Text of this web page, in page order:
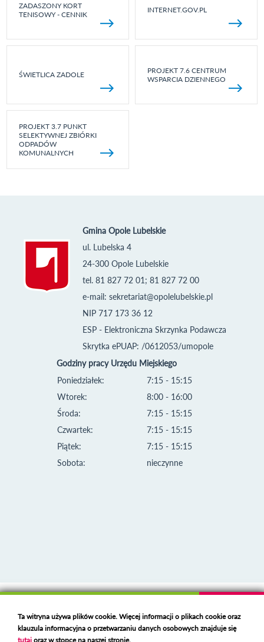
ZADASZONY KORT
TENISOWY - CENNIK
INTERNET.GOV.PL
ŚWIETLICA ZADOLE
PROJEKT 7.6 CENTRUM
WSPARCIA DZIENNEGO
PROJEKT 3.7 PUNKT
SELEKTYWNEJ ZBIÓRKI
ODPADÓW
KOMUNALNYCH
Gmina Opole Lubelskie
ul. Lubelska 4
24-300 Opole Lubelskie
tel. 81 827 72 01; 81 827 72 00
e-mail: sekretariat@opolelubelskie.pl
NIP 717 173 36 12
ESP - Elektroniczna Skrzynka Podawcza
Skrytka ePUAP: /0612053/umopole
Godziny pracy Urzędu Miejskiego
Poniedziałek:
Wtorek:
Środa:
Czwartek:
Piątek:
Sobota:
7:15 - 15:15
8:00 - 16:00
7:15 - 15:15
7:15 - 15:15
7:15 - 15:15
nieczynne
Deklaracja dostępności
Polski serwer RBLhttps://polspam.pl/
Ta witryna używa plików cookie. Więcej informacji o plikach cookie oraz
klauzula informacyjna o przetwarzaniu danych osobowych znajduje się
tutajoraz w stopce na naszej stronie.